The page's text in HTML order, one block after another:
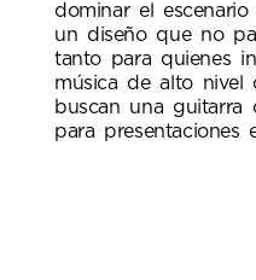
dominar el
un diseño que no
tanto para quienes
música de alto nivel
buscan una guitarra
para presentaciones